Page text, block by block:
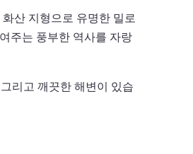
산 지형으로 유명한 밀로
주는 풍부한 역사를 자랑
리고 깨끗한 해변이 있습